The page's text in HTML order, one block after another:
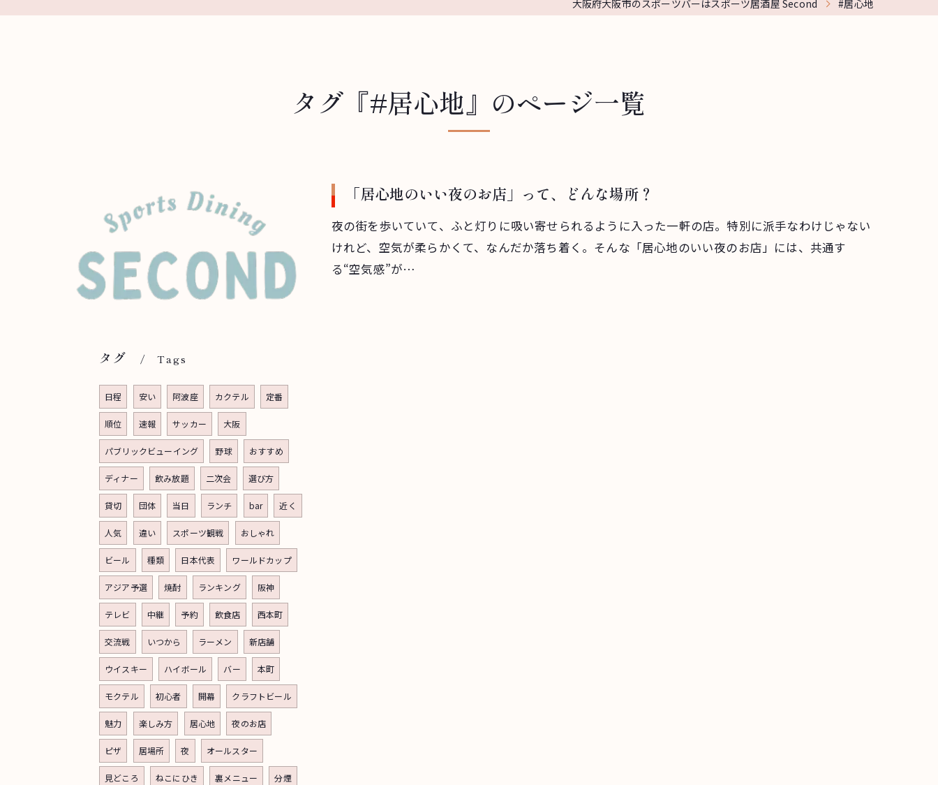
大阪府大阪市のスポーツバーはスポーツ居酒屋 Second #居心地
タグ『#居心地』のページ一覧
「居心地のいい夜のお店」って、どんな場所？
夜の街を歩いていて、ふと灯りに吸い寄せられるように入った一軒の店。特別に派手なわけじゃない
けれど、空気が柔らかくて、なんだか落ち着く。そんな「居心地のいい夜のお店」には、共通す
る“空気感”が…
タグ Tags
日程 安い 阿波座 カクテル 定番
順位 速報 サッカー 大阪
パブリックビューイング 野球 おすすめ
ディナー 飲み放題 二次会 選び方
貸切 団体 当日 ランチ bar 近く
人気 違い スポーツ観戦 おしゃれ
ビール 種類 日本代表 ワールドカップ
アジア予選 焼酎 ランキング 阪神
テレビ 中継 予約 飲食店 西本町
交流戦 いつから ラーメン 新店舗
ウイスキー ハイボール バー 本町
モクテル 初心者 開幕 クラフトビール
魅力 楽しみ方 居心地 夜のお店
ピザ 居場所 夜 オールスター
見どころ ねこにひき 裏メニュー 分煙